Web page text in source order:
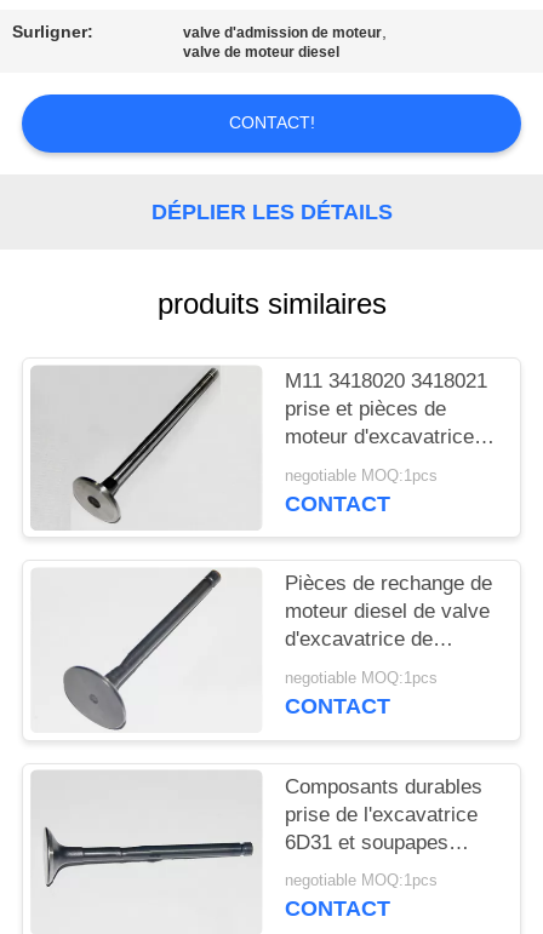
NOUS
CONTACTER
DEMANDEZ
DU
PRIVACY
POLICY
Surligner: valve d'admission de moteur,
valve de moteur diesel
CONTACT!
DÉPLIER LES DÉTAILS
produits similaires
M11 3418020 3418021
prise et pièces de
moteur d'excavatrice
de soupape
d'échappement en
negotiable MOQ:1pcs
CONTACT
Pièces de rechange de
moteur diesel de valve
d'excavatrice de
l'échappement NT855
et de la prise 135957
negotiable MOQ:1pcs
CONTACT
Composants durables
prise de l'excavatrice
6D31 et soupapes
d'échappement
ME011244
negotiable MOQ:1pcs
CONTACT